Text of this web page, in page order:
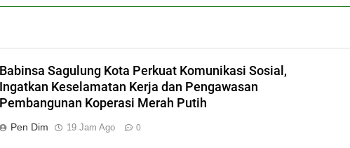
Babinsa Sagulung Kota Perkuat Komunikasi Sosial,
Ingatkan Keselamatan Kerja dan Pengawasan
Pembangunan Koperasi Merah Putih
Pen Dim 19 Jam Ago 0